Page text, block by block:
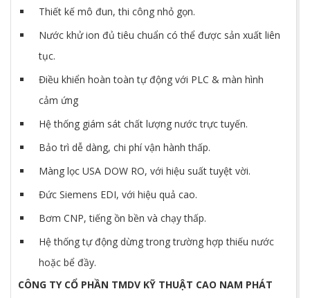
Thiết kế mô đun, thi công nhỏ gọn.
Nước khử ion đủ tiêu chuẩn có thể được sản xuất liên
tục.
Điều khiển hoàn toàn tự động với PLC & màn hình
cảm ứng
Hệ thống giám sát chất lượng nước trực tuyến.
Bảo trì dễ dàng, chi phí vận hành thấp.
Màng lọc USA DOW RO, với hiệu suất tuyệt vời.
Đức Siemens EDI, với hiệu quả cao.
Bơm CNP, tiếng ồn bền và chạy thấp.
Hệ thống tự động dừng trong trường hợp thiếu nước
hoặc bể đầy.
CÔNG TY CỔ PHẦN TMDV KỸ THUẬT CAO NAM PHÁT